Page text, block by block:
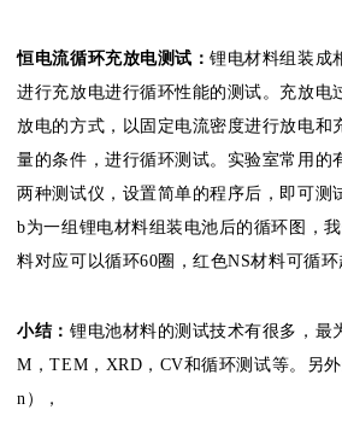
恒电流循环充放电测试：锂电材料组装成
进行充放电进行循环性能的测试。充放电
放电的方式，以固定电流密度进行放电和
量的条件，进行循环测试。实验室常用的
两种测试仪，设置简单的程序后，即可测
b为一组锂电材料组装电池后的循环图，
料对应可以循环60圈，红色NS材料可循环
小结： 锂电池材料的测试技术有很多，最
M，TEM，XRD，CV和循环测试等。另
n），